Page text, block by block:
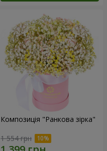
Композиція "Ранкова зірка"
1 554 грн